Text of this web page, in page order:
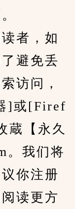
者，如
避免丢
访问，
]或[Firef
蔵【永久
。我们将
你注册
读更方